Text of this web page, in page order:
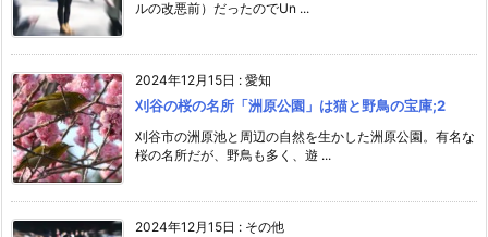
ルの改悪前）だったのでUn ...
2024年12月15日 : 愛知
刈谷の桜の名所「洲原公園」は猫と野鳥の宝庫;2
刈谷市の洲原池と周辺の自然を生かした洲原公園。有名な
桜の名所だが、野鳥も多く、遊 ...
2024年12月15日 : その他